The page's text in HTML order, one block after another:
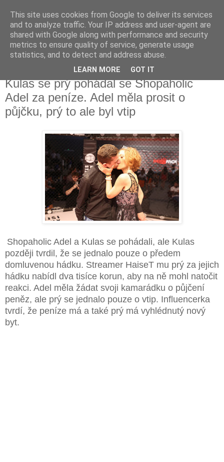
Fakečlánky
Věř všemu co tady vidíš.
čtvrtek 21. prosince 2023
Kulas se prý pohádal se Shopaholic
Adel za peníze. Adel měla prosit o
půjčku, prý to ale byl vtip
Shopaholic Adel a Kulas se pohádali, ale Kulas
později tvrdil, že se jednalo pouze o předem
domluvenou hádku. Streamer HaiseT mu prý za jejich
hádku nabídl dva tisíce korun, aby na ně mohl natočit
reakci. Adel měla žádat svoji kamarádku o půjčení
peněz, ale prý se jednalo pouze o vtip. Influencerka
tvrdí, že peníze má a také prý má vyhlédnutý nový
byt.
This site uses cookies from Google to deliver its services
and to analyze traffic. Your IP address and user-agent are
shared with Google along with performance and security
metrics to ensure quality of service, generate usage
statistics, and to detect and address abuse.
LEARN MORE GOT IT